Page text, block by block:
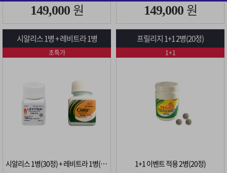
149,000 원 149,000 원
시알리스 1병 + 레비트라 1병
시알리스 1병(30정) + 레비트라 1병(30정)
초특가
프릴리지 1+1 2병(20정)
1+1 이벤트 적용 2병(20정)
1+1